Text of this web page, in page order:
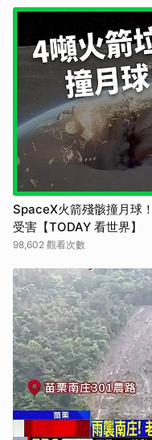
SpaceX火箭殘骸撞月球
受害【TODAY 看世界】
98,602 觀看次數